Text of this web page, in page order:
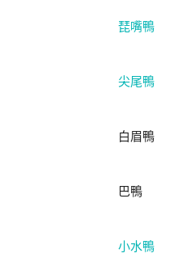
琵嘴鴨
尖尾鴨
白眉鴨
巴鴨
小水鴨